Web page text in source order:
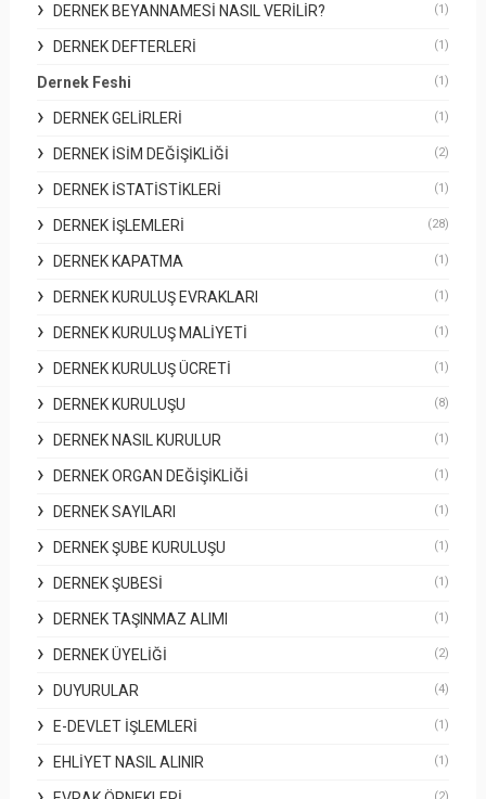
DERNEK BEYANNAMESI NASIL VERILIR? (1)
DERNEK DEFTERLERI (1)
Dernek Feshi (1)
DERNEK GELIRLERI (1)
DERNEK İSIM DEĞIŞIKLIĞI (2)
DERNEK İSTATISTIKLERI (1)
DERNEK İŞLEMLERI (28)
DERNEK KAPATMA (1)
DERNEK KURULUŞ EVRAKLARI (1)
DERNEK KURULUŞ MALIYETI (1)
DERNEK KURULUŞ ÜCRETI (1)
DERNEK KURULUŞU (8)
DERNEK NASIL KURULUR (1)
DERNEK ORGAN DEĞIŞIKLIĞI (1)
DERNEK SAYILARI (1)
DERNEK ŞUBE KURULUŞU (1)
DERNEK ŞUBESI (1)
DERNEK TAŞINMAZ ALIMI (1)
DERNEK ÜYELIĞI (2)
DUYURULAR (4)
E-DEVLET İŞLEMLERI (1)
EHLIYET NASIL ALINIR (1)
(2)